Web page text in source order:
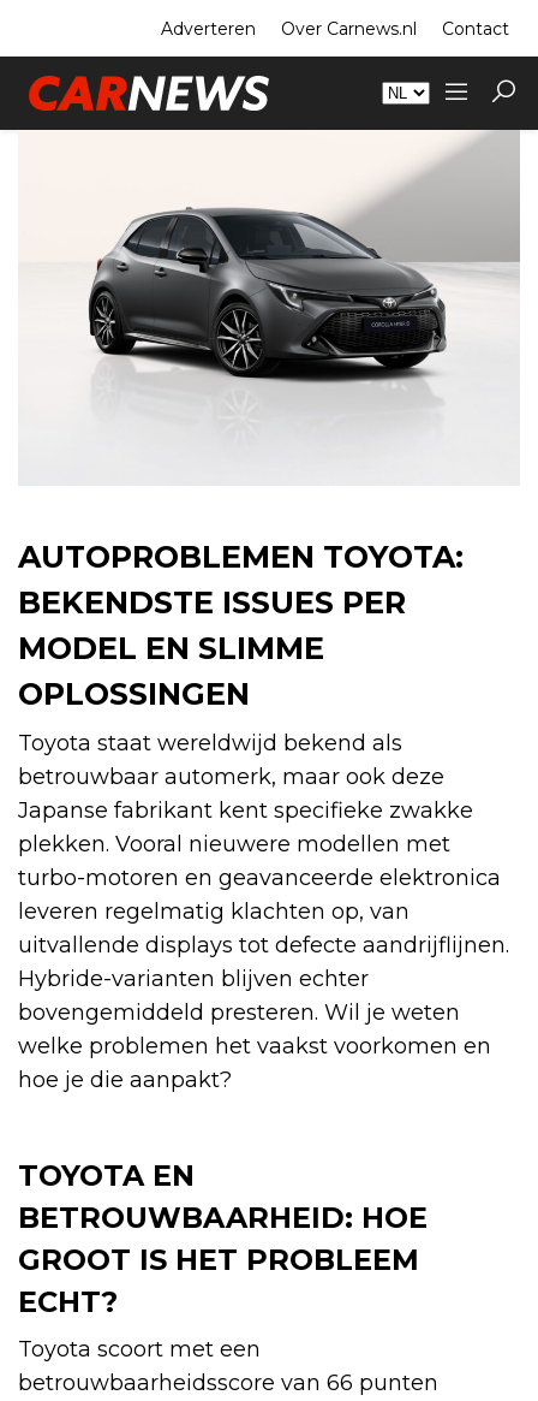
Adverteren Over Carnews.nl Contact
AUTOPROBLEMEN TOYOTA:
BEKENDSTE ISSUES PER
MODEL EN SLIMME
OPLOSSINGEN
Toyota staat wereldwijd bekend als
betrouwbaar automerk, maar ook deze
Japanse fabrikant kent specifieke zwakke
plekken. Vooral nieuwere modellen met
turbo-motoren en geavanceerde elektronica
leveren regelmatig klachten op, van
uitvallende displays tot defecte aandrijflijnen.
Hybride-varianten blijven echter
bovengemiddeld presteren. Wil je weten
welke problemen het vaakst voorkomen en
hoe je die aanpakt?
TOYOTA EN
BETROUWBAARHEID: HOE
GROOT IS HET PROBLEEM
ECHT?
Toyota scoort met een
betrouwbaarheidsscore van 66 punten